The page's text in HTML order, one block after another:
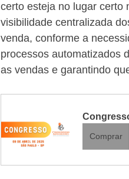
certo esteja no lugar certo
visibilidade centralizada
venda, conforme a
processos automatizados
as vendas e garantindo
Comprar